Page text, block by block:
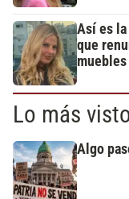
Así es
que
Lo más
Algo